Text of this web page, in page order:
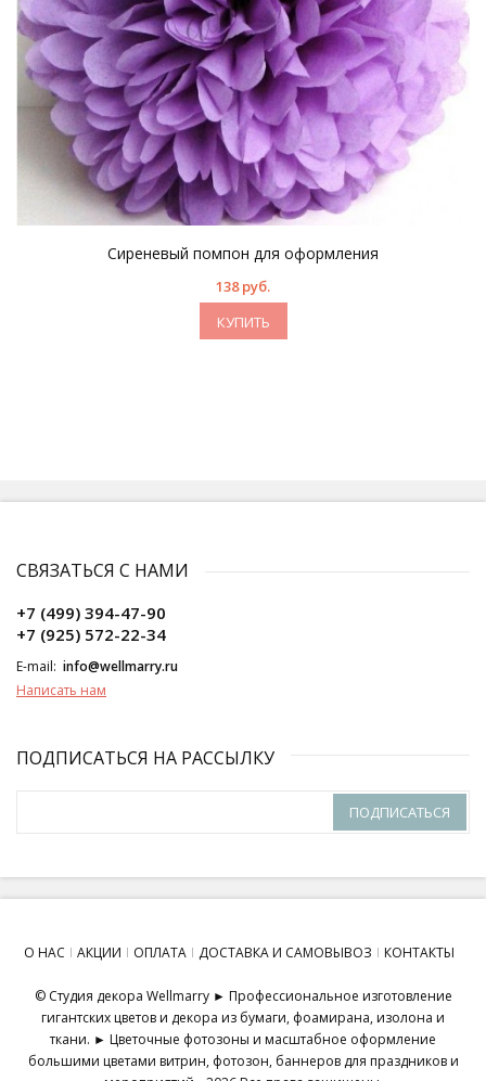
Сиреневый помпон для оформления
138 руб.
КУПИТЬ
СВЯЗАТЬСЯ С НАМИ
+7 (499) 394-47-90
+7 (925) 572-22-34
E-mail: info@wellmarry.ru
Написать нам
ПОДПИСАТЬСЯ НА РАССЫЛКУ
ПОДПИСАТЬСЯ
О НАС АКЦИИ ОПЛАТА ДОСТАВКА И САМОВЫВОЗ КОНТАКТЫ
© Студия декора Wellmarry ► Профессиональное изготовление
гигантских цветов и декора из бумаги, фоамирана, изолона и
ткани. ► Цветочные фотозоны и масштабное оформление
большими цветами витрин, фотозон, баннеров для праздников и